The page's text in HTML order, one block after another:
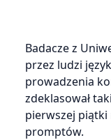
Badacze z
przez ludzi
prowadzenia
zdeklasował
pierwszej piątki
promptów.